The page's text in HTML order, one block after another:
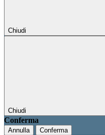
Chiudi
Chiudi
Conferma
Annulla Conferma